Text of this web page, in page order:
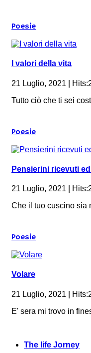
Poesie
I valori della vita
21 Luglio, 2021 |
Tutto ciò che ti sei
Poesie
Pensierini ricevuti
21 Luglio, 2021 |
Che il tuo cuscino sia
Poesie
Volare
21 Luglio, 2021 |
E' sera mi trovo in
The life Jorney